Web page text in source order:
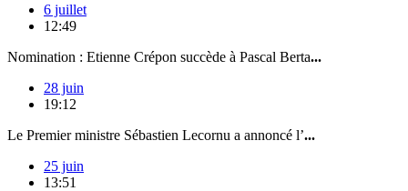
6 juillet
12:49
Nomination : Etienne Crépon succède à Pascal Berta...
28 juin
19:12
Le Premier ministre Sébastien Lecornu a annoncé l’...
25 juin
13:51